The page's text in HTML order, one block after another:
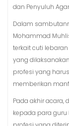
dan Penyuluh
Dalam
Mohammad
terkait cuti
yang
profesi yang
memberikan
Pada akhir acara,
kepada para guru